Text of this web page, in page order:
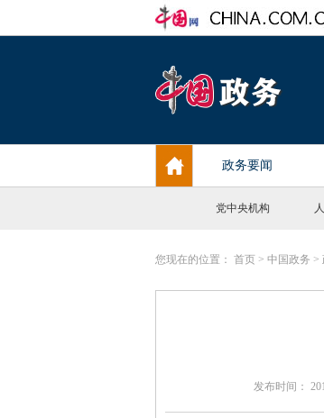
党中央机构
您现在的位置： 首页 > 中国政务 >
发布时间：